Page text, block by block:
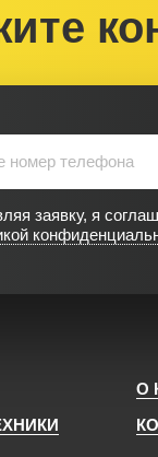
заявку, я
О